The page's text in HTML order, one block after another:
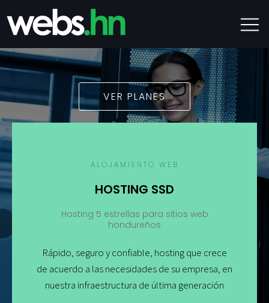
VER PLANES
ALOJAMIENTO WEB
HOSTING SSD
Hosting 5 estrellas para sitios web
hondureños
Rápido, seguro y confiable, hosting que crece
de acuerdo a las necesidades de su empresa, en
nuestra infraestructura de última generación